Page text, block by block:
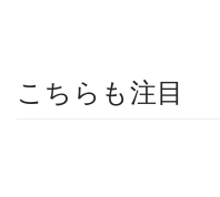
こちらも注目